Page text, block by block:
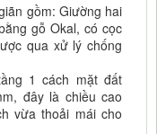
gồm: Giường hai
gỗ Okal, có cọc
qua xử lý chống
1 cách mặt đất
đây là chiều cao
vừa thoải mái cho